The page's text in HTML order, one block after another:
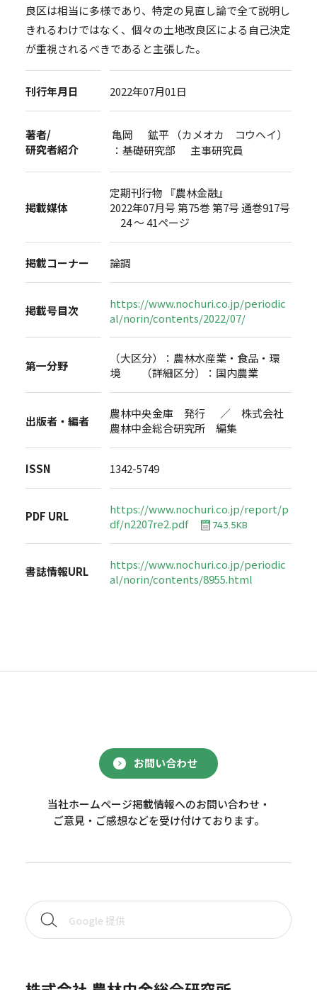
良区は相当に多様であり、特定の見直し論で全て説明し
きれるわけではなく、個々の土地改良区による自己決定
が重視されるべきであると主張した。
刊行年月日 2022年07月01日
著者/
研究者紹介
亀岡 鉱平 （カメオカ コウヘイ）
：基礎研究部 主事研究員
掲載媒体
定期刊行物 『農林金融』
2022年07月号 第75巻 第7号 通巻917号
24 ～ 41ページ
掲載コーナー 論調
掲載号目次
https://www.nochuri.co.jp/periodic
al/norin/contents/2022/07/
第一分野
（大区分）：農林水産業・食品・環
境 （詳細区分）：国内農業
出版者・編者
農林中央金庫 発行 ／ 株式会社
農林中金総合研究所 編集
ISSN 1342-5749
PDF URL
https://www.nochuri.co.jp/report/p
df/n2207re2.pdf
743.5KB
書誌情報URL
https://www.nochuri.co.jp/periodic
al/norin/contents/8955.html
お問い合わせ
当社ホームページ掲載情報へのお問い合わせ・
ご意見・ご感想などを受け付けております。